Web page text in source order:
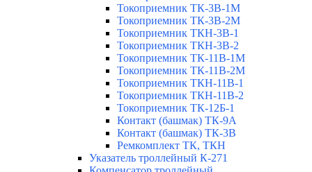
Токоприемник ТК-3В-1М
Токоприемник ТК-3В-2М
Токоприемник ТКН-3В-1
Токоприемник ТКН-3В-2
Токоприемник ТК-11В-1М
Токоприемник ТК-11В-2М
Токоприемник ТКН-11В-1
Токоприемник ТКН-11В-2
Токоприемник ТК-12Б-1
Контакт (башмак) ТК-9А
Контакт (башмак) ТК-3В
Ремкомплект ТК, ТКН
Указатель троллейный К-271